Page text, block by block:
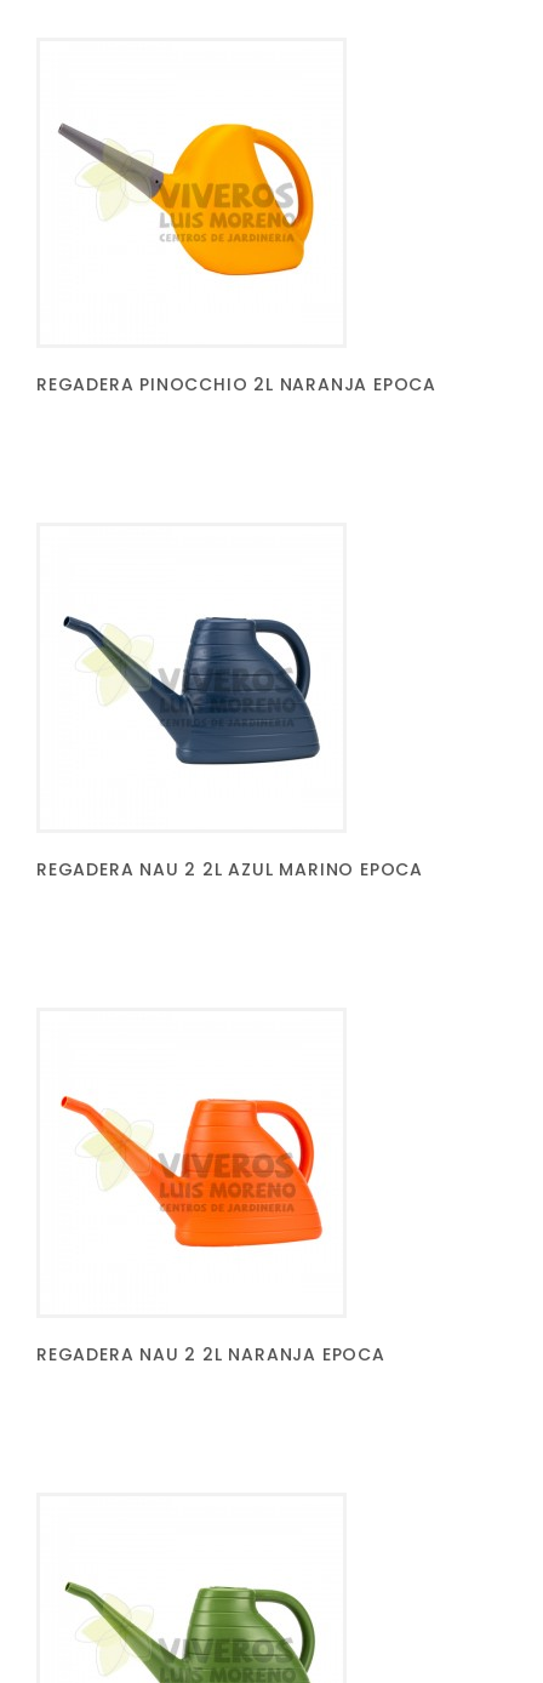
REGADERA PINOCCHIO 2L NARANJA EPOCA
REGADERA NAU 2 2L AZUL MARINO EPOCA
REGADERA NAU 2 2L NARANJA EPOCA